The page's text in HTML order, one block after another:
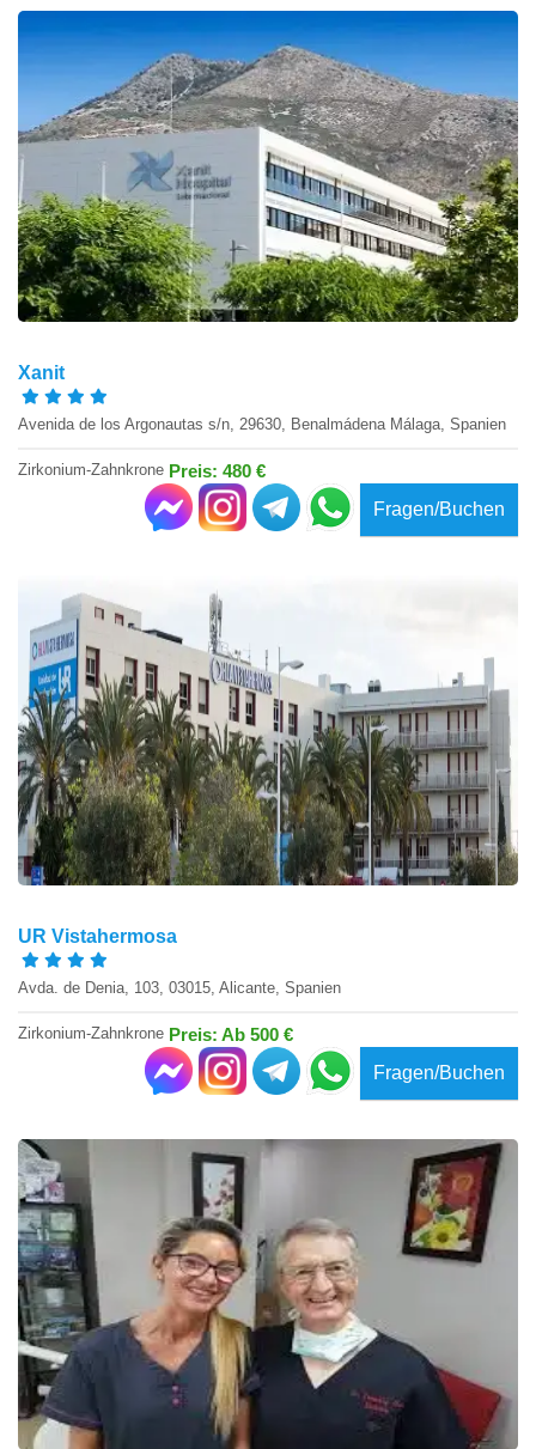
Xanit
Avenida de los Argonautas s/n, 29630, Benalmádena Málaga, Spanien
Zirkonium-Zahnkrone Preis: 480 €
Fragen/Buchen
UR Vistahermosa
Avda. de Denia, 103, 03015, Alicante, Spanien
Zirkonium-Zahnkrone Preis: Ab 500 €
Fragen/Buchen